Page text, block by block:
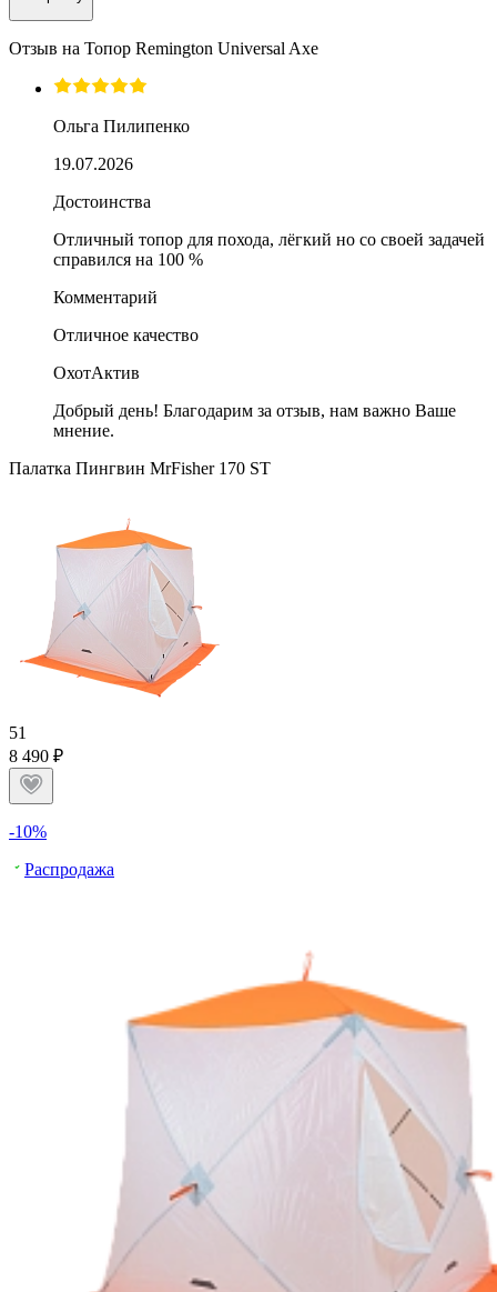
Отзыв на Топор Remington Universal Axe
Ольга Пилипенко
19.07.2026
Достоинства
Отличный топор для похода, лёгкий но со своей задачей
справился на 100 %
Комментарий
Отличное качество
ОхотАктив
Добрый день! Благодарим за отзыв, нам важно Ваше
мнение.
Палатка Пингвин МrFisher 170 ST
51
8 490 ₽
-10%
Распродажа